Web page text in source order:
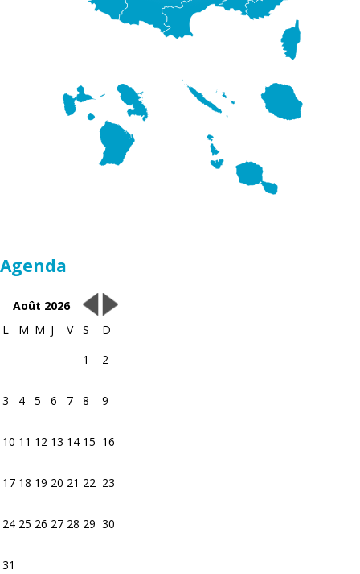
Agenda
Août 2026
L
M M J V S
D
1
2
3 4 5 6 7 8 9
10 11 12 13 14 15 16
17 18 19 20 21 22 23
24 25 26 27 28 29 30
31